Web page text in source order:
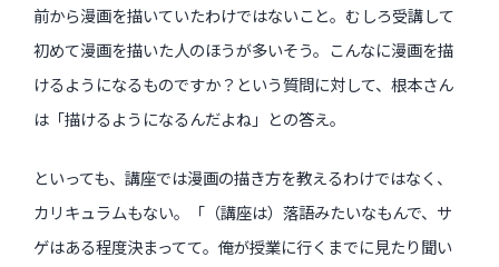
前から漫画を描いていたわけではないこと。むしろ受講して
初めて漫画を描いた人のほうが多いそう。こんなに漫画を描
けるようになるものですか？という質問に対して、根本さん
は「描けるようになるんだよね」との答え。
といっても、講座では漫画の描き方を教えるわけではなく、
カリキュラムもない。「（講座は）落語みたいなもんで、サ
ゲはある程度決まってて。俺が授業に行くまでに見たり聞い